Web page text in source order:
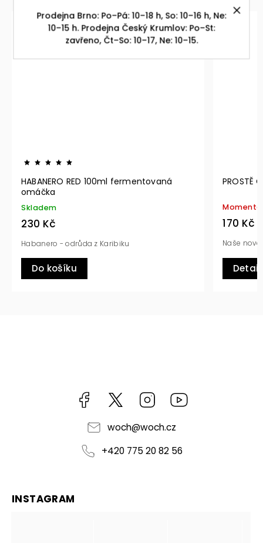
Prodejna Brno: Po–Pá: 10–18 h, So: 10–16 h, Ne:
10–15 h. Prodejna Český Krumlov: Po–St:
zavřeno, Čt–So: 10–17, Ne: 10–15.
PROSTĚ CHILLI HABANERO RED 100ml
Momentálně nedostupné
170 Kč
Detail
Naše nová řada čistých omáček
Facebook https://twitter.com/worldofchilli
Instagram
woch@woch.cz
+420 775 20 82 56
INSTAGRAM